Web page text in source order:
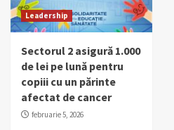
Leadership
Sectorul 2 asigură 1.000
de lei pe lună pentru
copiii cu un părinte
afectat de cancer
februarie 5, 2026